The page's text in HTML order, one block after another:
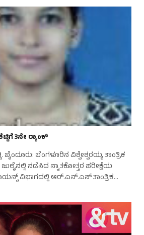
3ನೇ ರ‍್ಯಾಂಕ್
ಬೈಂದೂರು: ಬೆಂಗಳೂರಿನ ವಿಶ್ವೇಶ್ವರಯ್ಯ ತಾಂತ್ರಿಕ
ನಡೆಸಿದ ಸ್ನಾತಕೋತ್ತರ ಪರೀಕ್ಷೆಯ
ವಿಭಾಗದಲ್ಲಿ ಆರ್.ಎನ್.ಎಸ್ ತಾಂತ್ರಿಕ…